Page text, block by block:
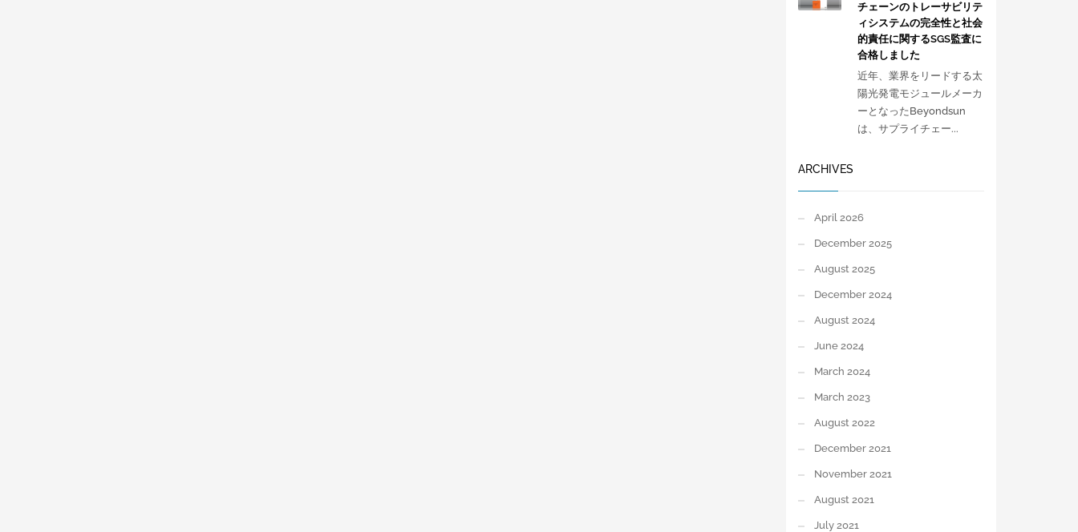
チェーンのトレーサビリテ
ィシステムの完全性と社会
的責任に関するSGS監査に
合格しました
近年、業界をリードする太
陽光発電モジュールメーカ
ーとなったBeyondsun
は、サプライチェー...
ARCHIVES
April 2026
December 2025
August 2025
December 2024
August 2024
June 2024
March 2024
March 2023
August 2022
December 2021
November 2021
August 2021
July 2021